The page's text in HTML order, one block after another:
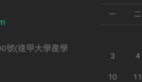
號(逢甲大學產學
一 二
3 4
10 11